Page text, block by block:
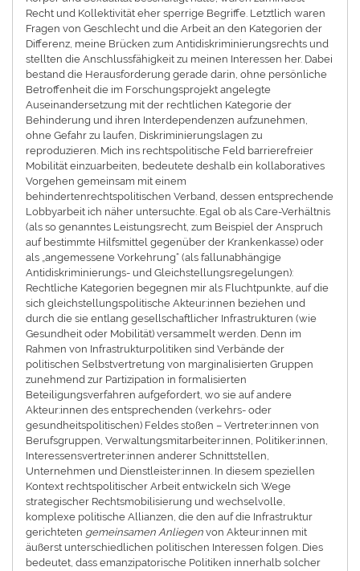
Recht und Kollektivität eher sperrige Begriffe. Letztlich waren
Fragen von Geschlecht und die Arbeit an den Kategorien der
Differenz, meine Brücken zum Antidiskriminierungsrechts und
stellten die Anschlussfähigkeit zu meinen Interessen her. Dabei
bestand die Herausforderung gerade darin, ohne persönliche
Betroffenheit die im Forschungsprojekt angelegte
Auseinandersetzung mit der rechtlichen Kategorie der
Behinderung und ihren Interdependenzen aufzunehmen,
ohne Gefahr zu laufen, Diskriminierungslagen zu
reproduzieren. Mich ins rechtspolitische Feld barrierefreier
Mobilität einzuarbeiten, bedeutete deshalb ein kollaboratives
Vorgehen gemeinsam mit einem
behindertenrechtspolitischen Verband, dessen entsprechende
Lobbyarbeit ich näher untersuchte. Egal ob als Care-Verhältnis
(als so genanntes Leistungsrecht, zum Beispiel der Anspruch
auf bestimmte Hilfsmittel gegenüber der Krankenkasse) oder
als „angemessene Vorkehrung“ (als fallunabhängige
Antidiskriminierungs- und Gleichstellungsregelungen):
Rechtliche Kategorien begegnen mir als Fluchtpunkte, auf die
sich gleichstellungspolitische Akteur:innen beziehen und
durch die sie entlang gesellschaftlicher Infrastrukturen (wie
Gesundheit oder Mobilität) versammelt werden. Denn im
Rahmen von Infrastrukturpolitiken sind Verbände der
politischen Selbstvertretung von marginalisierten Gruppen
zunehmend zur Partizipation in formalisierten
Beteiligungsverfahren aufgefordert, wo sie auf andere
Akteur:innen des entsprechenden (verkehrs- oder
gesundheitspolitischen) Feldes stoßen – Vertreter:innen von
Berufsgruppen, Verwaltungsmitarbeiter:innen, Politiker:innen,
Interessensvertreter:innen anderer Schnittstellen,
Unternehmen und Dienstleister:innen. In diesem speziellen
Kontext rechtspolitischer Arbeit entwickeln sich Wege
strategischer Rechtsmobilisierung und wechselvolle,
komplexe politische Allianzen, die den auf die Infrastruktur
gerichteten gemeinsamen Anliegen von Akteur:innen mit
äußerst unterschiedlichen politischen Interessen folgen. Dies
bedeutet, dass emanzipatorische Politiken innerhalb solcher